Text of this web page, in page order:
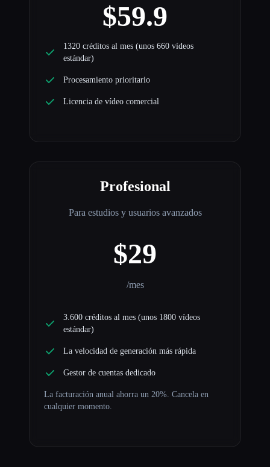
$59.9
1320 créditos al mes (unos 660 vídeos
estándar)
Procesamiento prioritario
Licencia de vídeo comercial
Profesional
Para estudios y usuarios avanzados
$29
/mes
3.600 créditos al mes (unos 1800 vídeos
estándar)
La velocidad de generación más rápida
Gestor de cuentas dedicado
La facturación anual ahorra un 20%. Cancela en
cualquier momento.